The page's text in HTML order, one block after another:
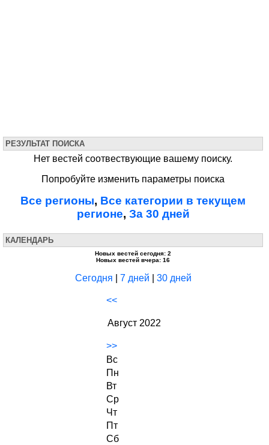
РЕЗУЛЬТАТ ПОИСКА
Нет вестей соотвествующие вашему поиску.
Попробуйте изменить параметры поиска
Все регионы, Все категории в текущем
регионе, За 30 дней
КАЛЕНДАРЬ
Новых вестей сегодня: 2
Новых вестей вчера: 16
Сегодня 7 дней 30 дней
<<
Август 2022
>>
Вс
Пн
Вт
Ср
Чт
Пт
Сб